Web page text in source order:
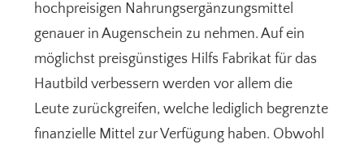
hochpreisigen Nahrungsergänzungsmittel
genauer in Augenschein zu nehmen. Auf ein
möglichst preisgünstiges Hilfs Fabrikat für das
Hautbild verbessern werden vor allem die
Leute zurückgreifen, welche lediglich begrenzte
finanzielle Mittel zur Verfügung haben. Obwohl